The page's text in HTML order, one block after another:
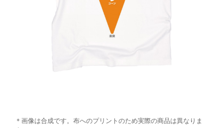
＊画像は合成です。布へのプリントのため実際の商品は異なりま